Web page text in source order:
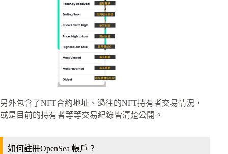
另外包含了NFT合約地址、過往的NFT持有者交易情況，
或是目前的持有者等等交易紀錄皆清楚公開。
如何註冊OpenSea 帳戶？